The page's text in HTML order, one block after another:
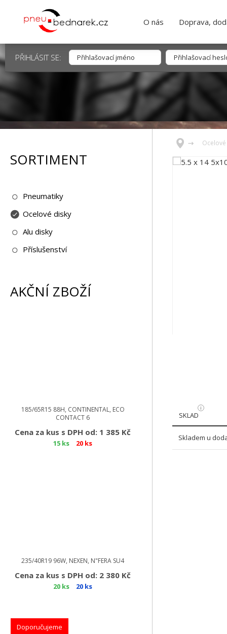
O nás Doprava,
PŘIHLÁSIT SE:
SORTIMENT
Pneumatiky
Ocelové disky
Alu disky
Příslušenství
AKČNÍ ZBOŽÍ
185/65R15 88H, CONTINENTAL, ECO
CONTACT 6
Cena za kus s DPH od: 1 385 Kč
15 ks 20 ks
235/40R19 96W, NEXEN, N"FERA SU4
Cena za kus s DPH od: 2 380 Kč
20 ks 20 ks
Doporučujeme
SKLAD
Skladem u